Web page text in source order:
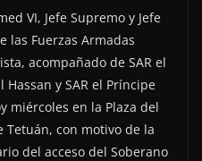
VI, Jefe Supremo y Jefe
las Fuerzas Armadas
acompañado de SAR el
y SAR el Príncipe
miércoles en la Plaza del
Tetuán, con motivo de la
del acceso del Soberano